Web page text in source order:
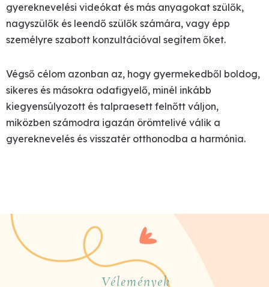
gyereknevelési videókat és más anyagokat szülők,
nagyszülők és leendő szülők számára, vagy épp
személyre szabott konzultációval segítem őket.
Végső célom azonban az, hogy gyermekedből boldog,
sikeres és másokra odafigyelő, minél inkább
kiegyensúlyozott és talpraesett felnőtt váljon,
miközben számodra igazán örömtelivé válik a
gyereknevelés és visszatér otthonodba a harmónia.
Vélemények